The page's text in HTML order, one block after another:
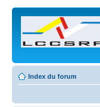
Index du forum